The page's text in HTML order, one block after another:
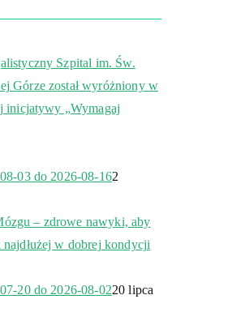
Szpital im. Św.
Górze został wyróżniony w
inicjatywy „Wymagaj
03 do 2026-08-162
– zdrowe nawyki, aby
w dobrej kondycji
20 do 2026-08-0220 lipca